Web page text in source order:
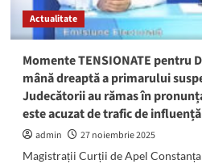
fost
escortat
la
Poarta
Albă
Actualitate
Momente TENSIONATE pentru
mână dreaptă a primarului
Judecătorii au rămas în
este acuzat de trafic de influență
admin
27 noiembrie 2025
Magistrații Curții de Apel